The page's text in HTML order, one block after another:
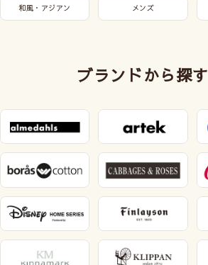
和風・アジアン メンズ
ブランドから探す